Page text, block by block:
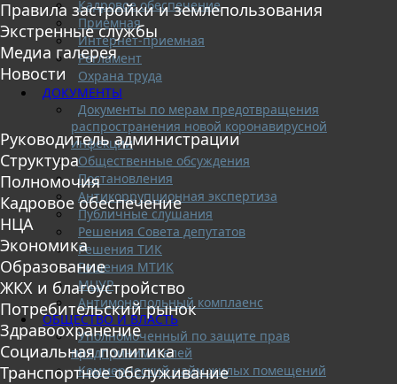
Кадровое обеспечение
Приемная
Интернет-приемная
Регламент
Охрана труда
ДОКУМЕНТЫ
Документы по мерам предотвращения
распространения новой коронавирусной
инфекции
Общественные обсуждения
Постановления
Антикоррупционная экспертиза
Публичные слушания
Решения Совета депутатов
Решения ТИК
Решения МТИК
МЦУР
Антимонопольный комплаенс
ОБЩЕСТВО И ВЛАСТЬ
Уполномоченный по защите прав
предпринимателей
Коммерческий найм жилых помещений
Правила застройки и землепользования
Экстренные службы
Медиа галерея
Новости
Руководитель администрации
Структура
Полномочия
Кадровое обеспечение
НЦА
Экономика
Образование
ЖКХ и благоустройство
Потребительский рынок
Здравоохранение
Социальная политика
Транспортное обслуживание